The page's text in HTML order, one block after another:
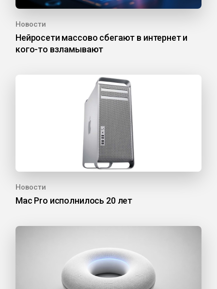
Новости
Нейросети массово сбегают в интернет и
кого-то взламывают
Новости
Mac Pro исполнилось 20 лет